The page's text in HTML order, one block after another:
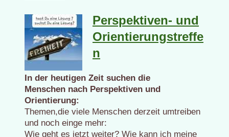
Perspektiven- und
Orientierungstreffe
n
In der heutigen Zeit suchen die
Menschen nach Perspektiven und
Orientierung:
Themen,die viele Menschen derzeit umtreiben
und noch einge mehr:
Wie geht es jetzt weiter? Wie kann ich meine